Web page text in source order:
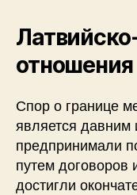
отношения
Спор о границе
является
предпринимали
путем договоров
достигли